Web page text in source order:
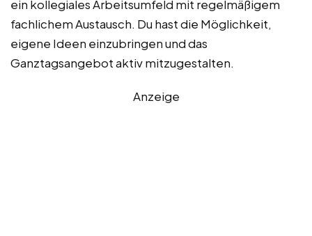
ein kollegiales Arbeitsumfeld mit regelmäßigem
fachlichem Austausch. Du hast die Möglichkeit,
eigene Ideen einzubringen und das
Ganztagsangebot aktiv mitzugestalten.
Anzeige